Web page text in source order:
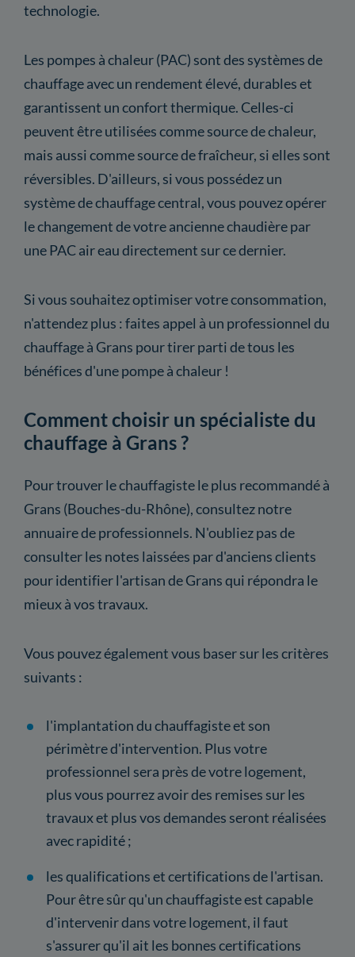
technologie.
Les pompes à chaleur (PAC) sont des systèmes de
chauffage avec un rendement élevé, durables et
garantissent un confort thermique. Celles-ci
peuvent être utilisées comme source de chaleur,
mais aussi comme source de fraîcheur, si elles sont
réversibles. D'ailleurs, si vous possédez un
système de chauffage central, vous pouvez opérer
le changement de votre ancienne chaudière par
une PAC air eau directement sur ce dernier.
Si vous souhaitez optimiser votre consommation,
n'attendez plus : faites appel à un professionnel du
chauffage à Grans pour tirer parti de tous les
bénéfices d'une pompe à chaleur !
Comment choisir un spécialiste du
chauffage à Grans ?
Pour trouver le chauffagiste le plus recommandé à
Grans (Bouches-du-Rhône), consultez notre
annuaire de professionnels. N'oubliez pas de
consulter les notes laissées par d'anciens clients
pour identifier l'artisan de Grans qui répondra le
mieux à vos travaux.
Vous pouvez également vous baser sur les critères
suivants :
l'implantation du chauffagiste et son
périmètre d'intervention. Plus votre
professionnel sera près de votre logement,
plus vous pourrez avoir des remises sur les
travaux et plus vos demandes seront réalisées
avec rapidité ;
les qualifications et certifications de l'artisan.
Pour être sûr qu'un chauffagiste est capable
d'intervenir dans votre logement, il faut
s'assurer qu'il ait les bonnes certifications